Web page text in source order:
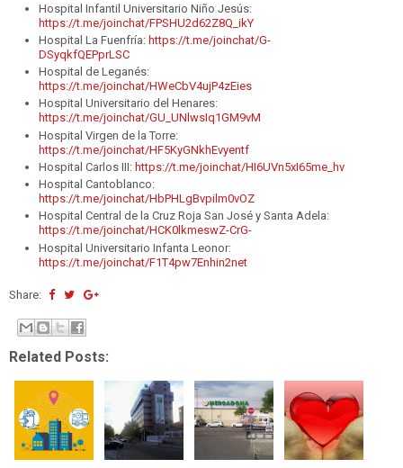
Hospital Infantil Universitario Niño Jesús:
https://t.me/joinchat/FPSHU2d62Z8Q_ikY
Hospital La Fuenfría: https://t.me/joinchat/G-
DSyqkfQEPprLSC
Hospital de Leganés:
https://t.me/joinchat/HWeCbV4ujP4zEies
Hospital Universitario del Henares:
https://t.me/joinchat/GU_UNlwsIq1GM9vM
Hospital Virgen de la Torre:
https://t.me/joinchat/HF5KyGNkhEvyentf
Hospital Carlos III: https://t.me/joinchat/HI6UVn5xI65me_hv
Hospital Cantoblanco:
https://t.me/joinchat/HbPHLgBvpilm0vOZ
Hospital Central de la Cruz Roja San José y Santa Adela:
https://t.me/joinchat/HCK0lkmeswZ-CrG-
Hospital Universitario Infanta Leonor:
https://t.me/joinchat/F1T4pw7Enhin2net
Share:
Related Posts: